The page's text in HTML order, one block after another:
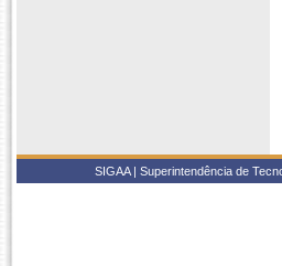
SIGAA | Superintendência de